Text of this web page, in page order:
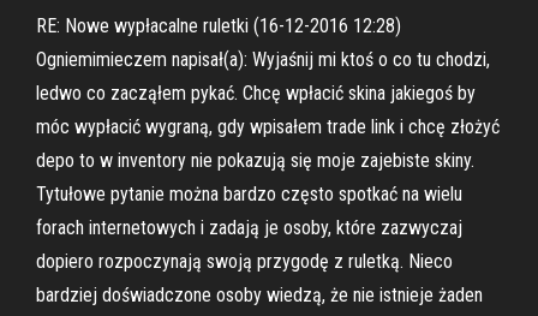
RE: Nowe wypłacalne ruletki (16-12-2016 12:28)
Ogniemimieczem napisał(a): Wyjaśnij mi ktoś o co tu chodzi,
ledwo co zacząłem pykać. Chcę wpłacić skina jakiegoś by
móc wypłacić wygraną, gdy wpisałem trade link i chcę złożyć
depo to w inventory nie pokazują się moje zajebiste skiny.
Tytułowe pytanie można bardzo często spotkać na wielu
forach internetowych i zadają je osoby, które zazwyczaj
dopiero rozpoczynają swoją przygodę z ruletką. Nieco
bardziej doświadczone osoby wiedzą, że nie istnieje żaden